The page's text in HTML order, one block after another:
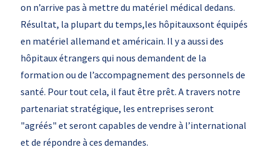
on n’arrive pas à mettre du matériel médical dedans.
Résultat, la plupart du temps,les hôpitauxsont équipés
en matériel allemand et américain. Il y a aussi des
hôpitaux étrangers qui nous demandent de la
formation ou de l’accompagnement des personnels de
santé. Pour tout cela, il faut être prêt. A travers notre
partenariat stratégique, les entreprises seront
"agréés" et seront capables de vendre à l’international
et de répondre à ces demandes.